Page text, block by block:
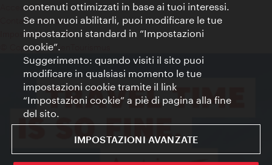
Accessibilità
Contatto stampa
Impostazioni cookie
© Copyright WienTourismus
contenuti ottimizzati in base ai tuoi interessi.
Se non vuoi abilitarli, puoi modificare le tue
impostazioni standard in “Impostazioni
cookie”.
Suggerimento: quando visiti il sito puoi
modificare in qualsiasi momento le tue
impostazioni cookie tramite il link
“Impostazioni cookie” a piè di pagina alla fine
del sito.
IMPOSTAZIONI AVANZATE